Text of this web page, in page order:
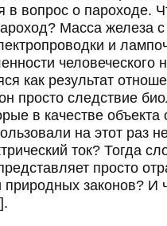
в вопрос о пароходе.
Масса железа
и
человеческого
как результат
просто следствие
в качестве объекта
на этот раз
ток? Тогда
просто
законов? И